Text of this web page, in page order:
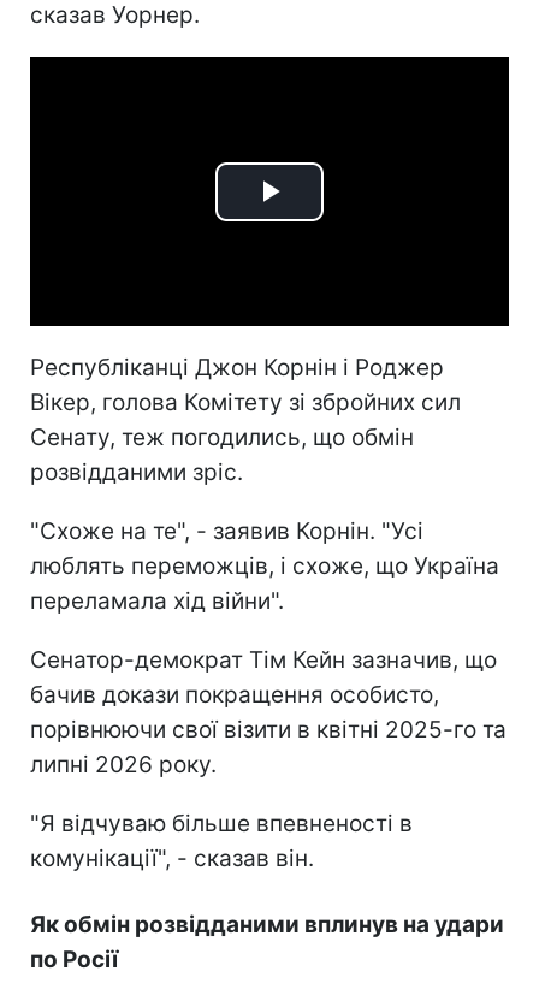
сказав Уорнер.
Play
Республіканці Джон Корнін і Роджер
Вікер, голова Комітету зі збройних сил
Сенату, теж погодились, що обмін
розвідданими зріс.
"Схоже на те", - заявив Корнін. "Усі
люблять переможців, і схоже, що Україна
переламала хід війни".
Сенатор-демократ Тім Кейн зазначив, що
бачив докази покращення особисто,
порівнюючи свої візити в квітні 2025-го та
липні 2026 року.
"Я відчуваю більше впевненості в
комунікації", - сказав він.
Як обмін розвідданими вплинув на удари
по Росії